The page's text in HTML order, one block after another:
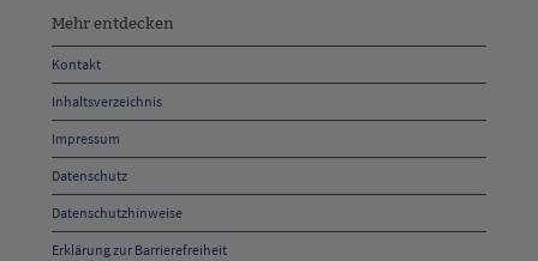
entdecken,
Öffnungszeiten
und
Anschrift
und
Kontakt
Mehr entdecken
Kontakt
Inhaltsverzeichnis
Impressum
Datenschutz
Datenschutzhinweise
Erklärung zur Barrierefreiheit